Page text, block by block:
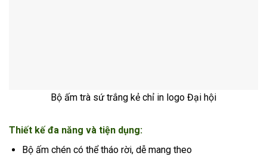
Bộ ấm trà sứ trắng kẻ chỉ in logo Đại hội
Thiết kế đa năng và tiện dụng:
Bộ ấm chén có thể tháo rời, dễ mang theo